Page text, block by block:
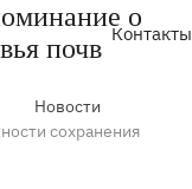
Контакты
о
почв
Новости
сохранения